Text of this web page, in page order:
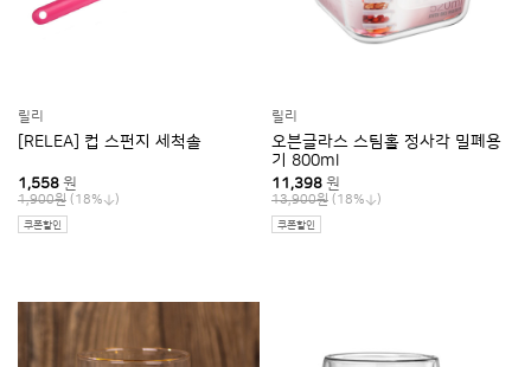
릴리
[RELEA] 컵 스펀지 세척솔
1,558 원
1,900원 (18% )
쿠폰할인
릴리
오븐글라스 스팀홀 정사각 밀폐용
기 800ml
11,398 원
13,900원 (18% )
쿠폰할인